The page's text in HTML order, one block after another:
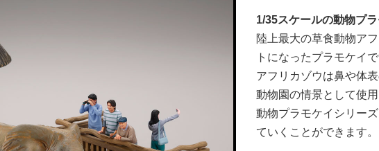
1/35スケールの動物プ
陸上最大の草食動物ア
トになったプラモケイ
アフリカゾウは鼻や体
動物園の情景として使
動物プラモケイシリー
ていくことができます。